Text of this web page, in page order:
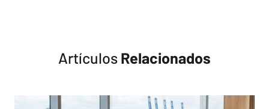
Artículos Relacionados